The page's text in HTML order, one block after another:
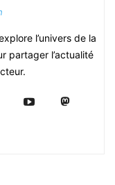
l’univers de la
partager l’actualité